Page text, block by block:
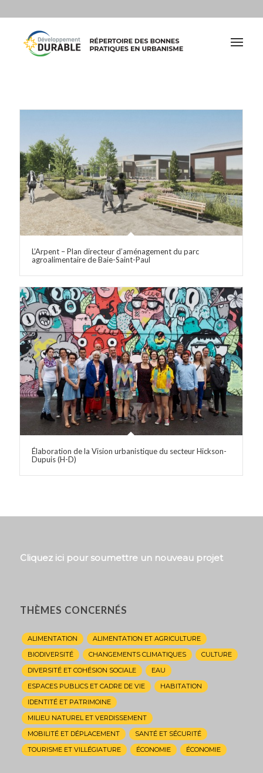
L’Arpent – Plan directeur d’aménagement du parc
agroalimentaire de Baie-Saint-Paul
Élaboration de la Vision urbanistique du secteur Hickson-
Dupuis (H-D)
Cliquez ici pour soumettre un nouveau projet
THÈMES CONCERNÉS
ALIMENTATION
ALIMENTATION ET AGRICULTURE
BIODIVERSITÉ
CHANGEMENTS CLIMATIQUES
CULTURE
DIVERSITÉ ET COHÉSION SOCIALE
EAU
ESPACES PUBLICS ET CADRE DE VIE
HABITATION
IDENTITÉ ET PATRIMOINE
MILIEU NATUREL ET VERDISSEMENT
MOBILITÉ ET DÉPLACEMENT
SANTÉ ET SÉCURITÉ
TOURISME ET VILLÉGIATURE
ÉCONOMIE ÉCONOMIE